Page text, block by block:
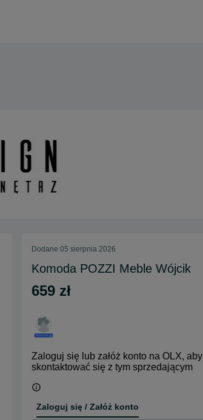
Dodane 05 sierpnia 2026
Komoda POZZI Meble Wójcik
659 zł
Zaloguj się lub załóż konto na OLX, aby
skontaktować się z tym sprzedającym
Zaloguj się / Załóż konto